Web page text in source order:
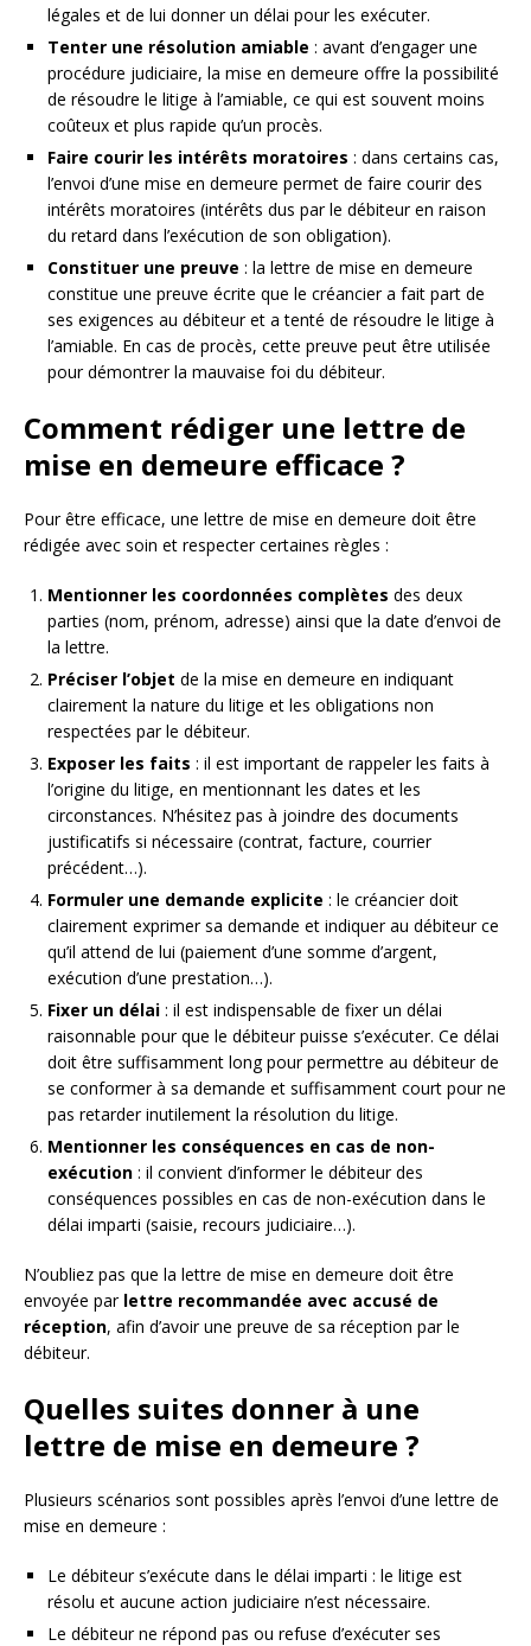
légales et de lui donner un délai pour les exécuter.
Tenter une résolution amiable : avant d’engager une
procédure judiciaire, la mise en demeure offre la possibilité
de résoudre le litige à l’amiable, ce qui est souvent moins
coûteux et plus rapide qu’un procès.
Faire courir les intérêts moratoires : dans certains cas,
l’envoi d’une mise en demeure permet de faire courir des
intérêts moratoires (intérêts dus par le débiteur en raison
du retard dans l’exécution de son obligation).
Constituer une preuve : la lettre de mise en demeure
constitue une preuve écrite que le créancier a fait part de
ses exigences au débiteur et a tenté de résoudre le litige à
l’amiable. En cas de procès, cette preuve peut être utilisée
pour démontrer la mauvaise foi du débiteur.
Comment rédiger une lettre de
mise en demeure efficace ?
Pour être efficace, une lettre de mise en demeure doit être
rédigée avec soin et respecter certaines règles :
Mentionner les coordonnées complètes des deux
parties (nom, prénom, adresse) ainsi que la date d’envoi de
la lettre.
Préciser l’objet de la mise en demeure en indiquant
clairement la nature du litige et les obligations non
respectées par le débiteur.
Exposer les faits : il est important de rappeler les faits à
l’origine du litige, en mentionnant les dates et les
circonstances. N’hésitez pas à joindre des documents
justificatifs si nécessaire (contrat, facture, courrier
précédent…).
Formuler une demande explicite : le créancier doit
clairement exprimer sa demande et indiquer au débiteur ce
qu’il attend de lui (paiement d’une somme d’argent,
exécution d’une prestation…).
Fixer un délai : il est indispensable de fixer un délai
raisonnable pour que le débiteur puisse s’exécuter. Ce délai
doit être suffisamment long pour permettre au débiteur de
se conformer à sa demande et suffisamment court pour ne
pas retarder inutilement la résolution du litige.
Mentionner les conséquences en cas de non-
exécution : il convient d’informer le débiteur des
conséquences possibles en cas de non-exécution dans le
délai imparti (saisie, recours judiciaire…).
N’oubliez pas que la lettre de mise en demeure doit être
envoyée par lettre recommandée avec accusé de
réception, afin d’avoir une preuve de sa réception par le
débiteur.
Quelles suites donner à une
lettre de mise en demeure ?
Plusieurs scénarios sont possibles après l’envoi d’une lettre de
mise en demeure :
Le débiteur s’exécute dans le délai imparti : le litige est
résolu et aucune action judiciaire n’est nécessaire.
Le débiteur ne répond pas ou refuse d’exécuter ses